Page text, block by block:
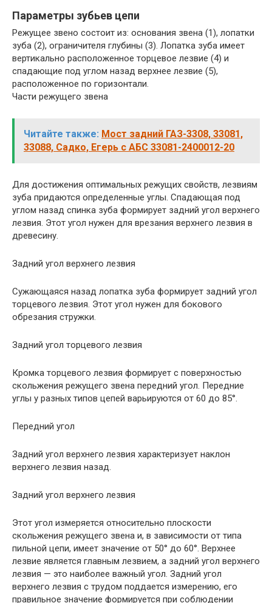
Параметры зубьев цепи
Режущее звено состоит из: основания звена (1), лопатки
зуба (2), ограничителя глубины (3). Лопатка зуба имеет
вертикально расположенное торцевое лезвие (4) и
спадающие под углом назад верхнее лезвие (5),
расположенное по горизонтали.
Части режущего звена
Читайте также: Мост задний ГАЗ-3308, 33081,
33088, Садко, Егерь с АБС 33081-2400012-20
Для достижения оптимальных режущих свойств, лезвиям
зуба придаются определенные углы. Спадающая под
углом назад спинка зуба формирует задний угол верхнего
лезвия. Этот угол нужен для врезания верхнего лезвия в
древесину.
Задний угол верхнего лезвия
Сужающаяся назад лопатка зуба формирует задний угол
торцевого лезвия. Этот угол нужен для бокового
обрезания стружки.
Задний угол торцевого лезвия
Кромка торцевого лезвия формирует с поверхностью
скольжения режущего звена передний угол. Передние
углы у разных типов цепей варьируются от 60 до 85°.
Передний угол
Задний угол верхнего лезвия характеризует наклон
верхнего лезвия назад.
Задний угол верхнего лезвия
Этот угол измеряется относительно плоскости
скольжения режущего звена и, в зависимости от типа
пильной цепи, имеет значение от 50° до 60°. Верхнее
лезвие является главным лезвием, а задний угол верхнего
лезвия — это наиболее важный угол. Задний угол
верхнего лезвия с трудом поддается измерению, его
правильное значение формируется при соблюдении